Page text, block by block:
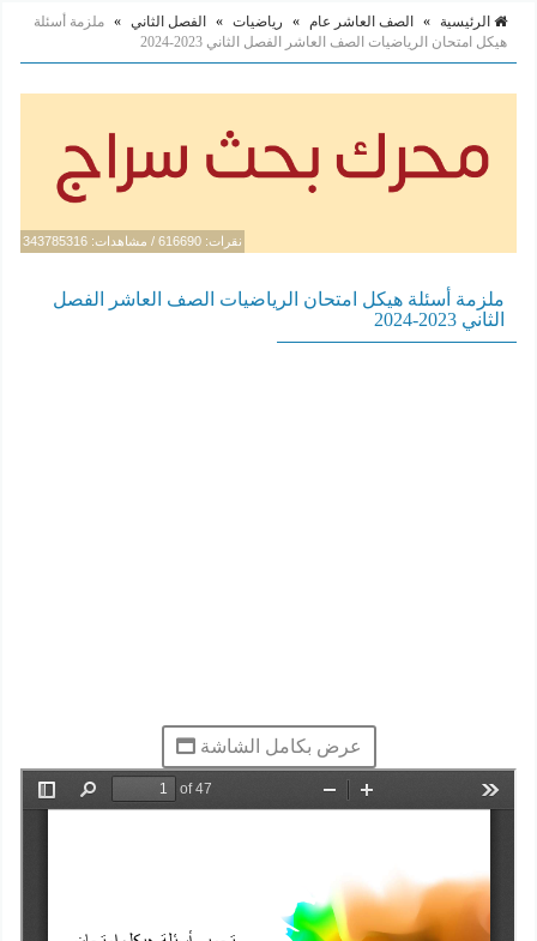
الرئيسية » الصف العاشر عام » رياضيات » الفصل الثاني » ملزمة أسئلة
هيكل امتحان الرياضيات الصف العاشر الفصل الثاني 2023-2024
نقرات: 616690 / مشاهدات: 343785316
ملزمة أسئلة هيكل امتحان الرياضيات الصف العاشر الفصل
الثاني 2023-2024
عرض بكامل الشاشة